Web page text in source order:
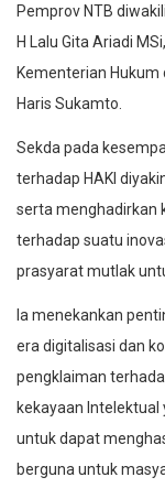
Pemprov NTB
H Lalu Gita Ariadi
Kementerian Hukum
Haris Sukamto.
Sekda pada
terhadap HAKI
serta menghadirkan
terhadap suatu
prasyarat mutlak
Ia menekankan
era digitalisasi dan
pengklaiman
kekayaan
untuk dapat
berguna untuk